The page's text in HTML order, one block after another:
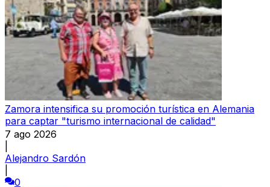
Zamora intensifica su promoción turística en Alemania
para captar "turismo internacional de calidad"
7 ago 2026
Alejandro Sardón
0